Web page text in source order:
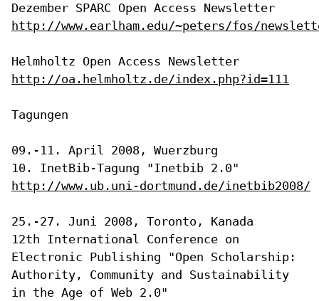
http://www.earlham.edu/~peters/fos/
http://oa.helmholtz.de/index.php?id=111
Tagungen
09.-11. April 2008, Wuerzburg
http://www.ub.uni-dortmund.de/inetbib2008/
12th International Conference on
Electronic Publishing "Open Scholarship:
Authority, Community and Sustainability
in the Age of Web 2.0"